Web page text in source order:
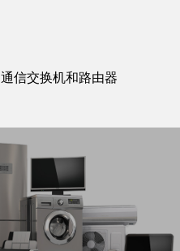
通信交换机和路由器